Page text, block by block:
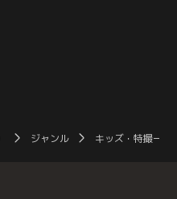
ジャンル キッズ・特撮一覧